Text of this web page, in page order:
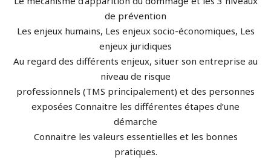
de prévention
Les enjeux humains, Les enjeux socio-économiques, Les
enjeux juridiques
Au regard des différents enjeux, situer son entreprise au
niveau de risque
professionnels (TMS principalement) et des personnes
exposées Connaitre les différentes étapes d’une
démarche
Connaitre les valeurs essentielles et les bonnes
pratiques.